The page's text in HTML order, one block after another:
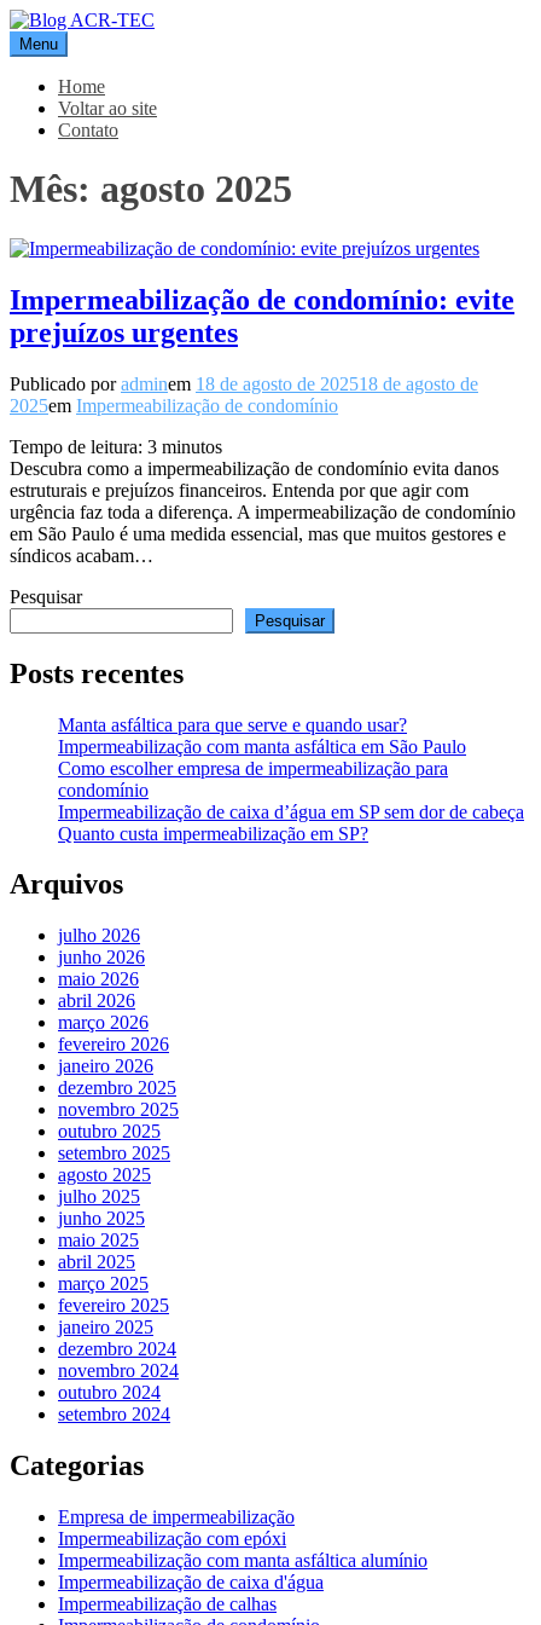
Pular
para
o
conteúdo
Blog ACR-TEC
Menu
Home
Voltar ao site
Contato
Mês: agosto 2025
Impermeabilização de condomínio: evite
prejuízos urgentes
Publicado poradminem 18 de agosto de 202518 de agosto de
2025em Impermeabilização de condomínio
Tempo de leitura: 3 minutos
Descubra como a impermeabilização de condomínio evita danos
estruturais e prejuízos financeiros. Entenda por que agir com
urgência faz toda a diferença. A impermeabilização de condomínio
em São Paulo é uma medida essencial, mas que muitos gestores e
síndicos acabam…
Pesquisar
Pesquisar
Posts recentes
Manta asfáltica para que serve e quando usar?
Impermeabilização com manta asfáltica em São Paulo
Como escolher empresa de impermeabilização para
condomínio
Impermeabilização de caixa d’água em SP sem dor de cabeça
Quanto custa impermeabilização em SP?
Arquivos
julho 2026
junho 2026
maio 2026
abril 2026
março 2026
fevereiro 2026
janeiro 2026
dezembro 2025
novembro 2025
outubro 2025
setembro 2025
agosto 2025
julho 2025
junho 2025
maio 2025
abril 2025
março 2025
fevereiro 2025
janeiro 2025
dezembro 2024
novembro 2024
outubro 2024
setembro 2024
Categorias
Empresa de impermeabilização
Impermeabilização com epóxi
Impermeabilização com manta asfáltica alumínio
Impermeabilização de caixa d'água
Impermeabilização de calhas